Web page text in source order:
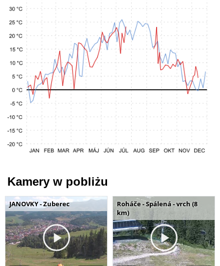
Kamery w pobliżu
JANOVKY - Zuberec
Roháče - Spálená - vrch (8
km)